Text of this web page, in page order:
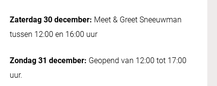
Zaterdag 30 december: Meet & Greet Sneeuwman
tussen 12:00 en 16:00 uur
Zondag 31 december: Geopend van 12:00 tot 17:00
uur.